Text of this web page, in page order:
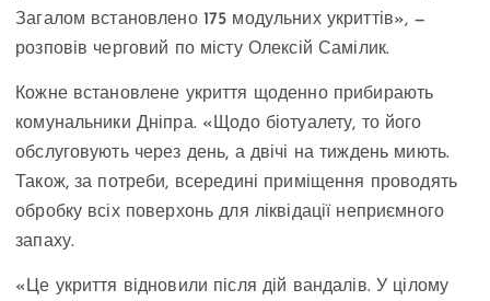
Загалом встановлено 175 модульних укриттів», —
розповів черговий по місту Олексій Самілик.
Кожне встановлене укриття щоденно прибирають
комунальники Дніпра. «Щодо біотуалету, то його
обслуговують через день, а двічі на тиждень миють.
Також, за потреби, всередині приміщення проводять
обробку всіх поверхонь для ліквідації неприємного
запаху.
«Це укриття відновили після дій вандалів. У цілому